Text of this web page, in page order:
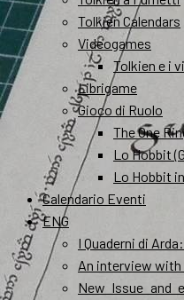
Tolkien Calendars
Videogames
Tolkien e i
Librigame
Gioco di Ruolo
The One
Lo Hobbit
Lo Hobbit
Calendario Eventi
ENG
I Quaderni di
An interview
New Issue and